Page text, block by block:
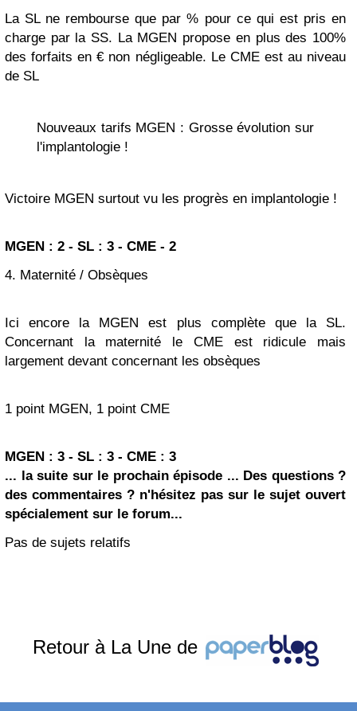
La SL ne rembourse que par % pour ce qui est pris en
charge par la SS. La MGEN propose en plus des 100%
des forfaits en € non négligeable. Le CME est au niveau
de SL
Nouveaux tarifs MGEN : Grosse évolution sur
l'implantologie !
Victoire MGEN surtout vu les progrès en implantologie !
MGEN : 2 - SL : 3 - CME - 2
4. Maternité / Obsèques
Ici encore la MGEN est plus complète que la SL.
Concernant la maternité le CME est ridicule mais
largement devant concernant les obsèques
1 point MGEN, 1 point CME
MGEN : 3 - SL : 3 - CME : 3
... la suite sur le prochain épisode ... Des questions ?
des commentaires ? n'hésitez pas sur le sujet ouvert
spécialement sur le forum...
Pas de sujets relatifs
Retour à La Une de